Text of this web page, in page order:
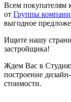
Всем покупателям
от Группы
выгодное
Ищите нашу
застройщика!
Ждем Вас в
построение
стоимости.